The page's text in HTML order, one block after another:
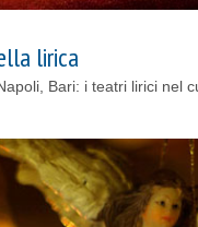
lirica
Bari: i teatri lirici nel